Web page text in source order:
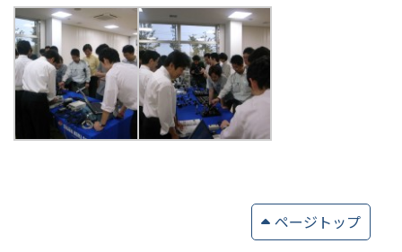
ページトップ